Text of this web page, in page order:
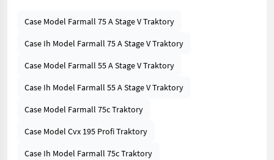
Case Model Farmall 75 A Stage V Traktory
Case Ih Model Farmall 75 A Stage V Traktory
Case Model Farmall 55 A Stage V Traktory
Case Ih Model Farmall 55 A Stage V Traktory
Case Model Farmall 75c Traktory
Case Model Cvx 195 Profi Traktory
Case Ih Model Farmall 75c Traktory